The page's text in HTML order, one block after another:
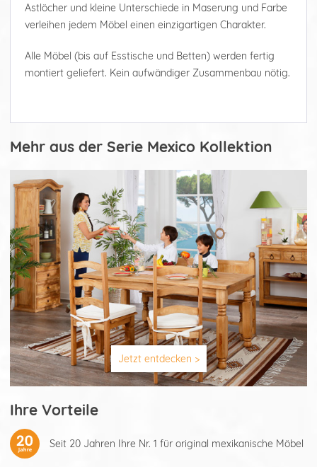
Astlöcher und kleine Unterschiede in Maserung und Farbe
verleihen jedem Möbel einen einzigartigen Charakter.
Alle Möbel (bis auf Esstische und Betten) werden fertig
montiert geliefert. Kein aufwändiger Zusammenbau nötig.
Mehr aus der Serie Mexico Kollektion
Jetzt entdecken >
Ihre Vorteile
Seit 20 Jahren Ihre Nr. 1 für original mexikanische Möbel